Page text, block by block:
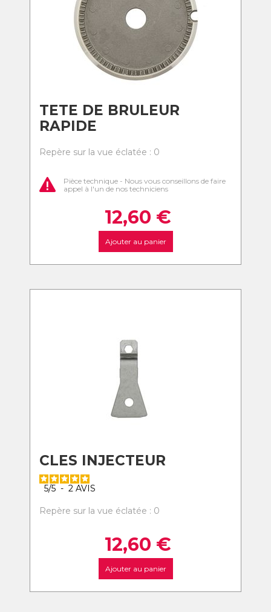
TETE DE BRULEUR
RAPIDE
Repère sur la vue éclatée : 0
Pièce technique - Nous vous conseillons de faire
appel à l'un de nos techniciens
12,60 €
Ajouter au panier
CLES INJECTEUR
5/5 - 2 AVIS
Repère sur la vue éclatée : 0
12,60 €
Ajouter au panier